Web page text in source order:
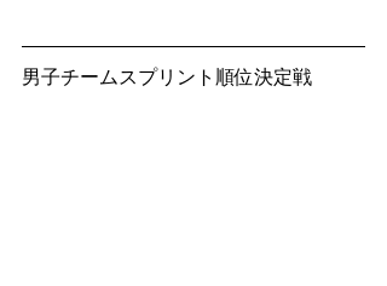
男子チームスプリント順位決定戦